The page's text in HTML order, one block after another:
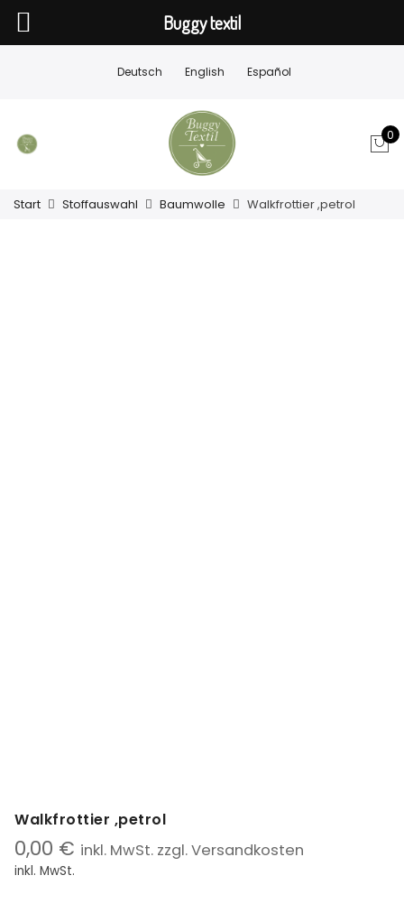
Deutsch English Español
0
Start Stoffauswahl Baumwolle Walkfrottier ,petrol
Walkfrottier ,petrol
0,00 € inkl. MwSt. zzgl. Versandkosten
inkl. MwSt.
Buggy textil